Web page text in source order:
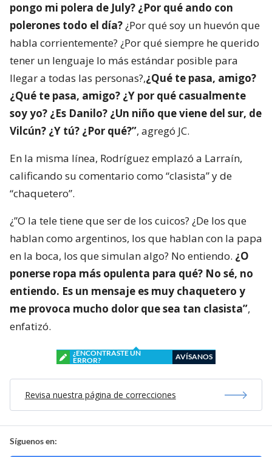
pongo mi polera de July? ¿Por qué ando con
polerones todo el día?¿Por qué soy un huevón que
habla corrientemente? ¿Por qué siempre he querido
tener un lenguaje lo más estándar posible para
llegar a todas las personas?,¿Qué te pasa, amigo?
¿Qué te pasa, amigo? ¿Y por qué casualmente
soy yo? ¿Es Danilo? ¿Un niño que viene del sur, de
Vilcún? ¿Y tú? ¿Por qué?”, agregó JC.
En la misma línea, Rodríguez emplazó a Larraín,
calificando su comentario como “clasista” y de
“chaquetero”.
¿”O la tele tiene que ser de los cuicos? ¿De los que
hablan como argentinos, los que hablan con la papa
en la boca, los que simulan algo? No entiendo. ¿O
ponerse ropa más opulenta para qué? No sé, no
entiendo. Es un mensaje es muy chaquetero y
me provoca mucho dolor que sea tan clasista”,
enfatizó.
¿ENCONTRASTE UN
ERROR?
AVÍSANOS
Revisa nuestra página de correcciones
Síguenos en: